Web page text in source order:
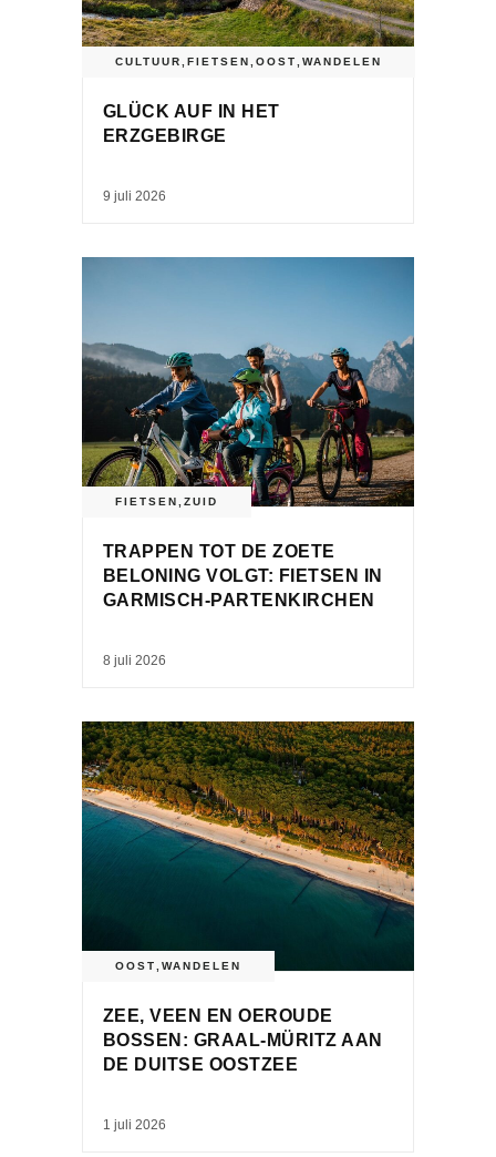
CULTUUR FIETSEN OOST WANDELEN
GLÜCK AUF IN HET
ERZGEBIRGE
9 juli 2026
FIETSEN ZUID
TRAPPEN TOT DE ZOETE
BELONING VOLGT: FIETSEN IN
GARMISCH-PARTENKIRCHEN
8 juli 2026
OOST,WANDELEN
ZEE, VEEN EN OEROUDE
BOSSEN: GRAAL-MÜRITZ AAN
DE DUITSE OOSTZEE
1 juli 2026